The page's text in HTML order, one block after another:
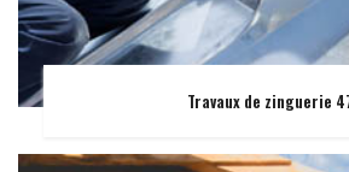
Travaux de zinguerie